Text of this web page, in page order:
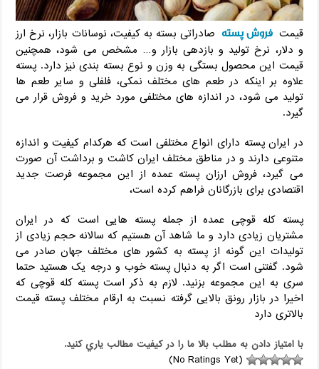
قیمت فروش پسته صادراتی بسته به کیفیت، نوسانات بازار، نرخ ارز
و دلار، نرخ تولید و بازدهی بازار و… مشخص می شود، همچنین
قیمت این محصول بستگی به وزن و نوع بسته بندی نیز دارد. پسته
علاوه بر اینکه در طعم های مختلف نمکی، فلفلی و سایر طعم ها
تولید می شود، در اندازه های مختلفی مورد خرید و فروش قرار می
گیرد.
در ایران پسته دارای انواع مختلفی است که هرکدام کیفیت و اندازه
متنوعی دارند و در مناطق مختلف ایران کاشت و برداشت آن صورت
می گیرد، فروش ارزان پسته عمده از این مجموعه فرصت جدید
اقتصادی برای بازرگانان فراهم کرده است،
پسته کله قوچی عمده از جمله پسته هایی است که در ایران
مشتریان زیادی دارد و ما شاهد آن هستیم که سالانه حجم زیادی از
تولیدات این گونه از پسته به کشور های مختلف جهان صادر می
شود. گفتنی است اگر به دنبال پسته خوب و درجه یک هستید حتما
سری به این مجموعه بزنید. لازم به ذکر است پسته کله قوچی که
اخیرا در بازار رونق بالایی گرفته نسبت به ارقام مختلف پسته قیمت
بالاتری دارد
با امتياز دادن به مطلب بالا ما را در کيفيت مطالب ياري کنيد.
(No Ratings Yet)